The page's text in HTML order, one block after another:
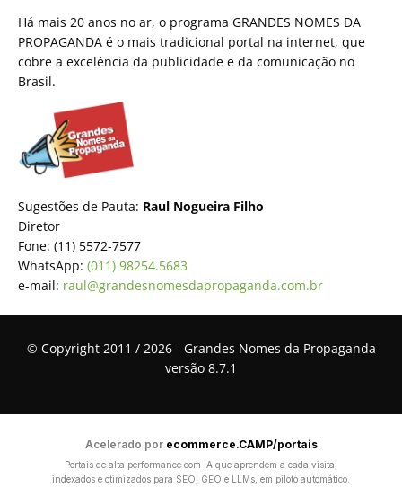
Há mais 20 anos no ar, o programa GRANDES NOMES DA
PROPAGANDA é o mais tradicional portal na internet, que
cobre a excelência da publicidade e da comunicação no
Brasil.
Sugestões de Pauta: Raul Nogueira Filho
Diretor
Fone: (11) 5572-7577
WhatsApp: (011) 98254.5683
e-mail: raul@grandesnomesdapropaganda.com.br
© Copyright 2011 / 2026 - Grandes Nomes da Propaganda
versão 8.7.1
Acelerado por ecommerce.CAMP/portais
Portais de alta performance com IA que aprendem a cada visita,
indexados e otimizados para SEO, GEO e LLMs, em piloto automático.